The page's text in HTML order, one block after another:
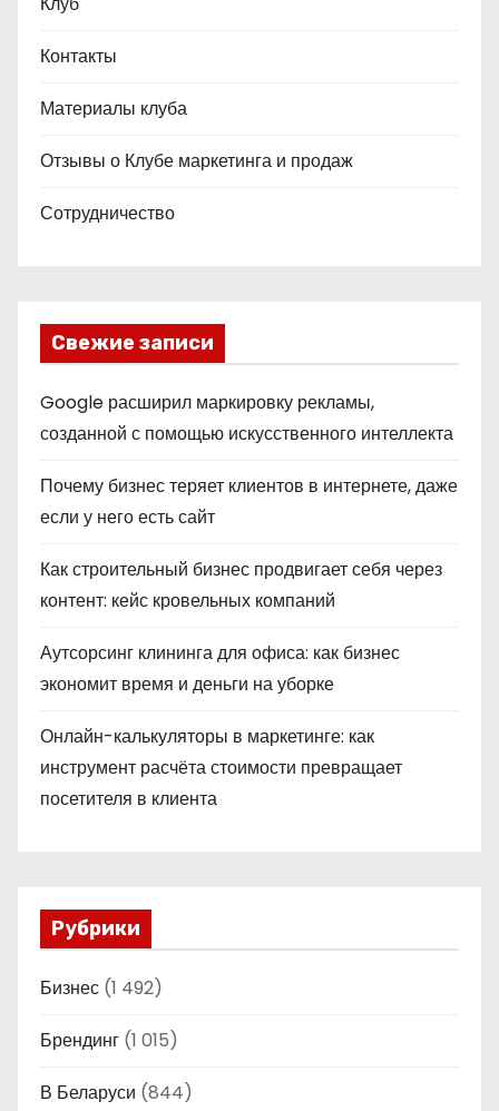
Контакты
Материалы клуба
Отзывы о Клубе маркетинга и продаж
Сотрудничество
Свежие записи
Google расширил маркировку рекламы,
созданной с помощью искусственного интеллекта
Почему бизнес теряет клиентов в интернете, даже
если у него есть сайт
Как строительный бизнес продвигает себя через
контент: кейс кровельных компаний
Аутсорсинг клининга для офиса: как бизнес
экономит время и деньги на уборке
Онлайн-калькуляторы в маркетинге: как
инструмент расчёта стоимости превращает
посетителя в клиента
Рубрики
Бизнес (1 492)
Брендинг (1 015)
В Беларуси (844)